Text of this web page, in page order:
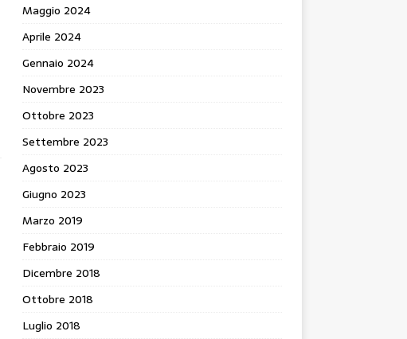
Maggio 2024
Aprile 2024
Gennaio 2024
Novembre 2023
Ottobre 2023
Settembre 2023
Agosto 2023
Giugno 2023
Marzo 2019
Febbraio 2019
Dicembre 2018
Ottobre 2018
Luglio 2018